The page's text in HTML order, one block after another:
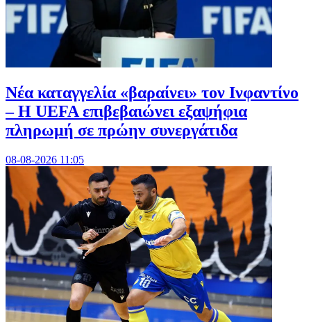
Νέα καταγγελία «βαραίνει» τον Ινφαντίνο
– Η UEFA επιβεβαιώνει εξαψήφια
πληρωμή σε πρώην συνεργάτιδα
08-08-2026 11:05